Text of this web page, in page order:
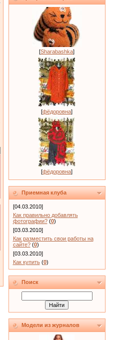
[Sharabashka]
[фёдоровна]
[фёдоровна]
Приемная клуба
[04.03.2010]
Как правильно добавлять
фотографии? (0)
[03.03.2010]
Как разместить свои работы на
сайте? (0)
[03.03.2010]
Как купить (0)
Поиск
Модели из журналов